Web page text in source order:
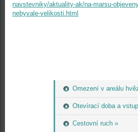
Omezení v areálu
Otevírací doba a
Cestovní ruch »
navstevniky/aktuality-ak/na-marsu-
nebyvale-velikosti.html